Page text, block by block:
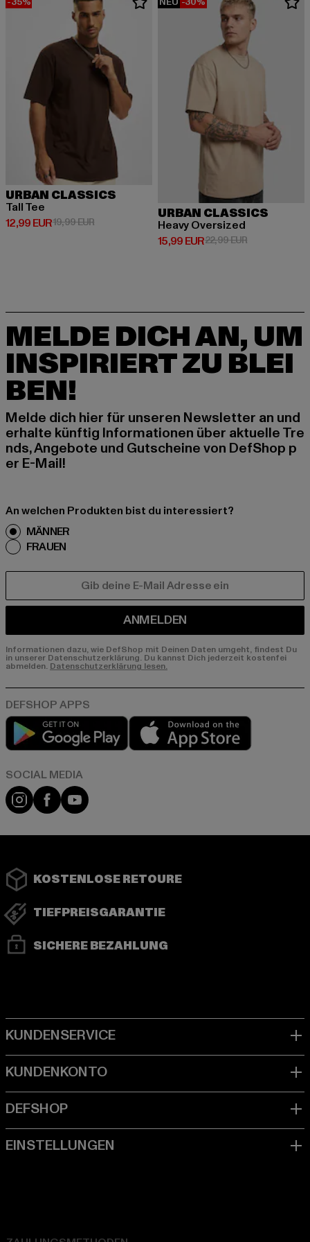
URBAN CLASSICS
Tall Tee
12,99 EUR
Derzeitiger Preis: 12,99 EUR
19,99 EURAktionspreis: 19,99 EUR
URBAN CLASSICS
Heavy Oversized
15,99 EUR
Derzeitiger Preis: 15,99 EUR
22,99 EURAktionspreis:
MELDE DICH AN, UM
INSPIRIERT ZU BLEI
BEN!
Melde dich hier für unseren Newsletter an und
erhalte künftig Informationen über aktuelle Tre
nds, Angebote und Gutscheine von DefShop p
er E-Mail!
An welchen Produkten bist du interessiert?
MÄNNER
FRAUEN
ANMELDEN
Informationen dazu, wie DefShop mit Deinen Daten umgeht, findest Du
in unserer Datenschutzerklärung. Du kannst Dich jederzeit kostenfei
abmelden. Datenschutzerklärung lesen.
Play market
Instagram
FacebookYouTube
KOSTENLOSE RETOURE
TIEFPREISGARANTIE
SICHERE BEZAHLUNG